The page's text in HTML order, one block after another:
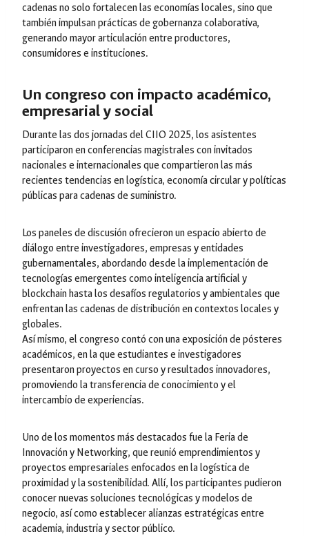
cadenas no solo fortalecen las economías locales, sino que
también impulsan prácticas de gobernanza colaborativa,
generando mayor articulación entre productores,
consumidores e instituciones.
Un congreso con impacto académico,
empresarial y social
Durante las dos jornadas del CIIO 2025, los asistentes
participaron en conferencias magistrales con invitados
nacionales e internacionales que compartieron las más
recientes tendencias en logística, economía circular y políticas
públicas para cadenas de suministro.
Los paneles de discusión ofrecieron un espacio abierto de
diálogo entre investigadores, empresas y entidades
gubernamentales, abordando desde la implementación de
tecnologías emergentes como inteligencia artificial y
blockchain hasta los desafíos regulatorios y ambientales que
enfrentan las cadenas de distribución en contextos locales y
globales.
Así mismo, el congreso contó con una exposición de pósteres
académicos, en la que estudiantes e investigadores
presentaron proyectos en curso y resultados innovadores,
promoviendo la transferencia de conocimiento y el
intercambio de experiencias.
Uno de los momentos más destacados fue la Feria de
Innovación y Networking, que reunió emprendimientos y
proyectos empresariales enfocados en la logística de
proximidad y la sostenibilidad. Allí, los participantes pudieron
conocer nuevas soluciones tecnológicas y modelos de
negocio, así como establecer alianzas estratégicas entre
academia, industria y sector público.